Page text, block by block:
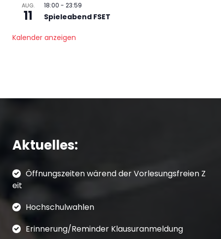
AUG.
11
18:00 - 23:59
Spieleabend FSET
Kalender anzeigen
Aktuelles:
Öffnungszeiten wärend der Vorlesungsfreien Z
eit
Hochschulwahlen
Erinnerung/Reminder Klausuranmeldung